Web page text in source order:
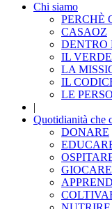
Chi siamo
PERCHÈ
CASAOZ
DENTRO
IL VERDE
LA
IL
LE
|
Quotidianità che
DONARE
GIOCARE